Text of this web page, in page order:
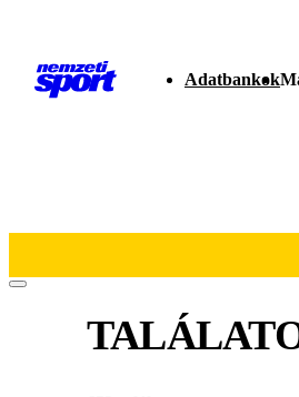
Adatbankok